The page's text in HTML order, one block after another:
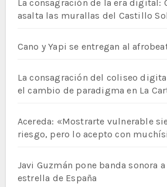
La consagración de la era digital:
asalta las murallas del Castillo
Cano y Yapi se entregan al
La consagración del coliseo
el cambio de paradigma en La
Acereda: «Mostrarte vulnerable
riesgo, pero lo acepto con
Javi Guzmán pone banda sonora
estrella de España